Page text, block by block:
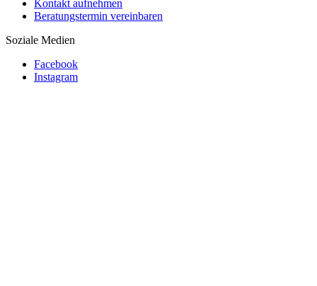
Kontakt aufnehmen
Beratungstermin vereinbaren
Soziale Medien
Facebook
Instagram